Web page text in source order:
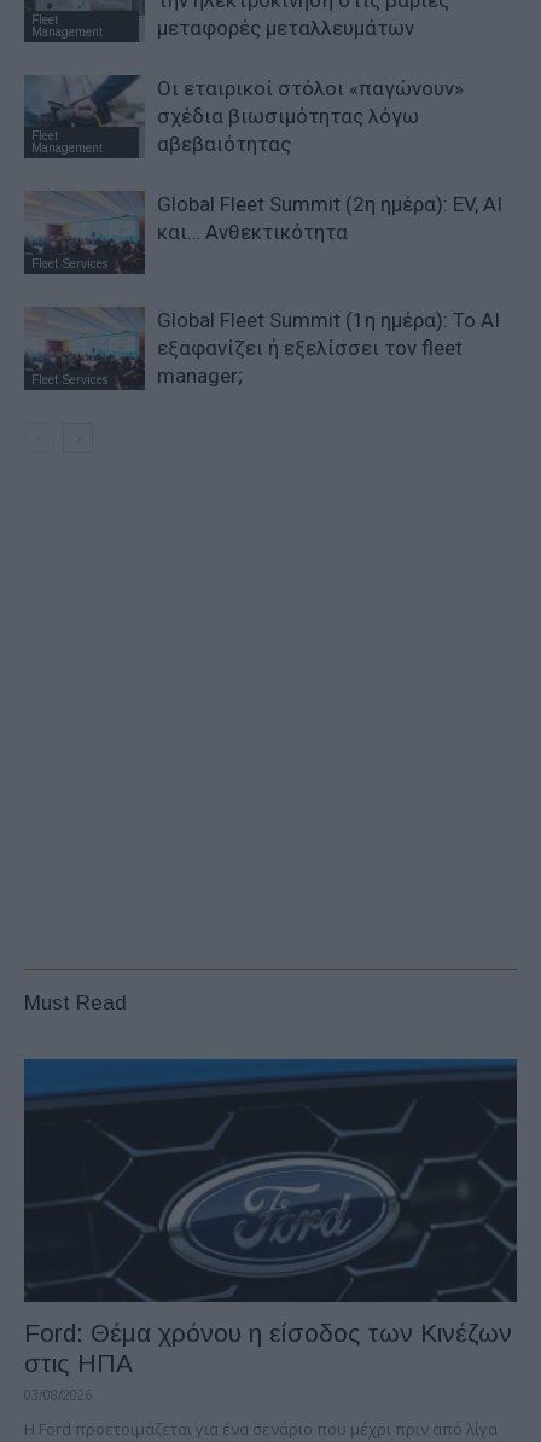
Fleet
Management
μεταφορές μεταλλευμάτων
Fleet
Management
Οι εταιρικοί στόλοι «παγώνουν»
σχέδια βιωσιμότητας λόγω
αβεβαιότητας
Fleet Services
Global Fleet Summit (2η ημέρα): EV, AI
και… Ανθεκτικότητα
Fleet Services
Global Fleet Summit (1η ημέρα): Το ΑΙ
εξαφανίζει ή εξελίσσει τον fleet
manager;
Must Read
Ford: Θέμα χρόνου η είσοδος των Κινέζων
στις ΗΠΑ
03/08/2026
Η Ford προετοιμάζεται για ένα σενάριο που μέχρι πριν από λίγα